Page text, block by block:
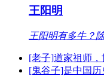
王阳明
王阳明有多牛？
[老子]道家祖师
[鬼谷子]是中国